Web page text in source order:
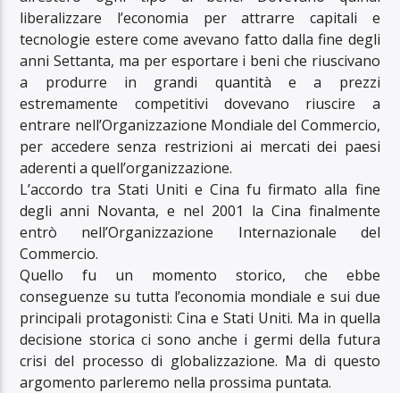
liberalizzare l’economia per attrarre capitali e
tecnologie estere come avevano fatto dalla fine degli
anni Settanta, ma per esportare i beni che riuscivano
a produrre in grandi quantità e a prezzi
estremamente competitivi dovevano riuscire a
entrare nell’Organizzazione Mondiale del Commercio,
per accedere senza restrizioni ai mercati dei paesi
aderenti a quell’organizzazione.
L’accordo tra Stati Uniti e Cina fu firmato alla fine
degli anni Novanta, e nel 2001 la Cina finalmente
entrò nell’Organizzazione Internazionale del
Commercio.
Quello fu un momento storico, che ebbe
conseguenze su tutta l’economia mondiale e sui due
principali protagonisti: Cina e Stati Uniti. Ma in quella
decisione storica ci sono anche i germi della futura
crisi del processo di globalizzazione. Ma di questo
argomento parleremo nella prossima puntata.